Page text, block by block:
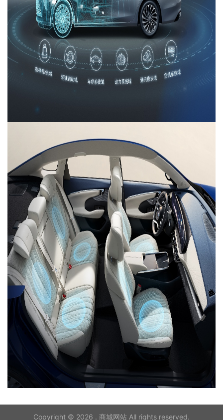
Copyright © 2026 . 商城网站 All rights reserved.